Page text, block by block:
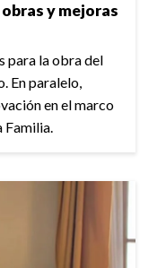
y mejoras
para la obra del
En paralelo,
en el marco
Familia.